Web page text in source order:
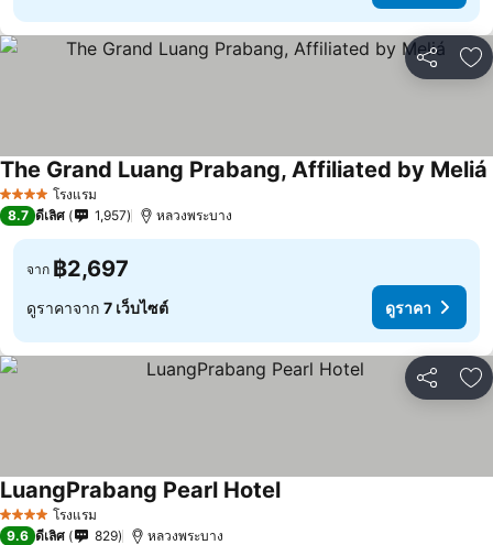
แชร์ เ
4 ดาว โรงแรม
The Grand Luang Prabang, Affiliated by Meliá
8.7 ดีเลิศ 1,957 หลวงพระบาง
จาก ฿2,697
ดูราคาจาก 7 เว็บไซต์ ดูราคา
แชร์ เ
4 ดาว โรงแรม
LuangPrabang Pearl Hotel
9.6 ดีเลิศ 829 หลวงพระบาง